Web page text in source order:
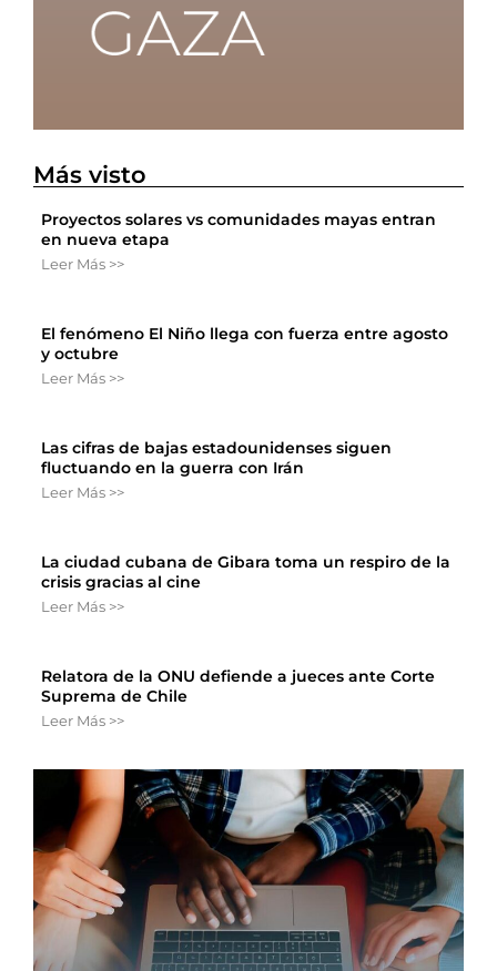
Más visto
Proyectos solares vs comunidades mayas entran
en nueva etapa
Leer Más >>
El fenómeno El Niño llega con fuerza entre agosto
y octubre
Leer Más >>
Las cifras de bajas estadounidenses siguen
fluctuando en la guerra con Irán
Leer Más >>
La ciudad cubana de Gibara toma un respiro de la
crisis gracias al cine
Leer Más >>
Relatora de la ONU defiende a jueces ante Corte
Suprema de Chile
Leer Más >>